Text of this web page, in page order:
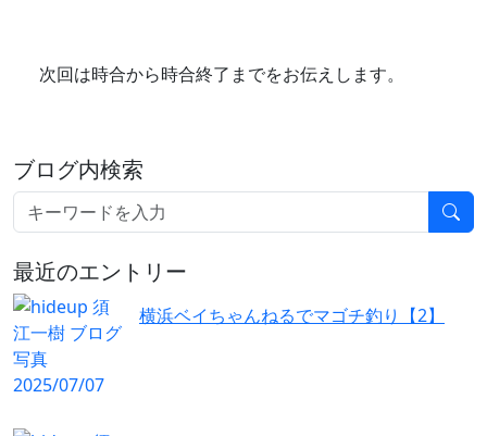
次回は時合から時合終了までをお伝えします。
ブログ内検索
最近のエントリー
横浜ベイちゃんねるでマゴチ釣り【2】